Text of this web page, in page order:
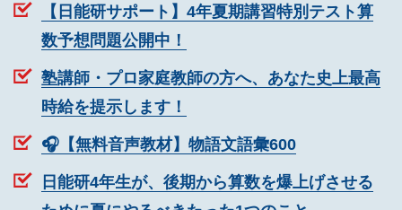
【日能研サポート】4年夏期講習特別テスト算
数予想問題公開中！
塾講師・プロ家庭教師の方へ、あなた史上最高
時給を提示します！
🎧【無料音声教材】物語文語彙600
日能研4年生が、後期から算数を爆上げさせる